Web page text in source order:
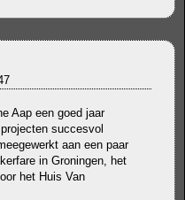
Aap een goed jaar
succesvol
aan een paar
in Groningen, het
het Huis Van